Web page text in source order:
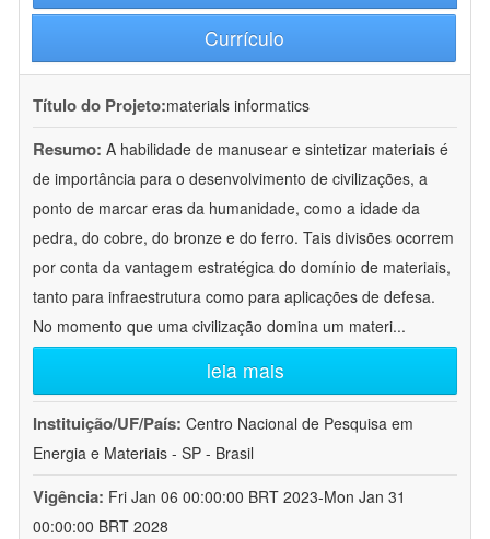
Currículo
Título do Projeto:materials informatics
Resumo: A habilidade de manusear e sintetizar materiais é
de importância para o desenvolvimento de civilizações, a
ponto de marcar eras da humanidade, como a idade da
pedra, do cobre, do bronze e do ferro. Tais divisões ocorrem
por conta da vantagem estratégica do domínio de materiais,
tanto para infraestrutura como para aplicações de defesa.
No momento que uma civilização domina um materi...
leia mais
Instituição/UF/País: Centro Nacional de Pesquisa em
Energia e Materiais - SP - Brasil
Vigência: Fri Jan 06 00:00:00 BRT 2023-Mon Jan 31
00:00:00 BRT 2028